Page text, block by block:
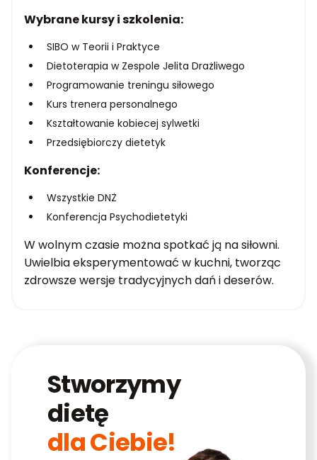
Wybrane kursy i szkolenia:
SIBO w Teorii i Praktyce
Dietoterapia w Zespole Jelita Drażliwego
Programowanie treningu siłowego
Kurs trenera personalnego
Kształtowanie kobiecej sylwetki
Przedsiębiorczy dietetyk
Konferencje:
Wszystkie DNŻ
Konferencja Psychodietetyki
W wolnym czasie można spotkać ją na siłowni.
Uwielbia eksperymentować w kuchni, tworząc
zdrowsze wersje tradycyjnych dań i deserów.
Stworzymy
dietę
dla Ciebie!